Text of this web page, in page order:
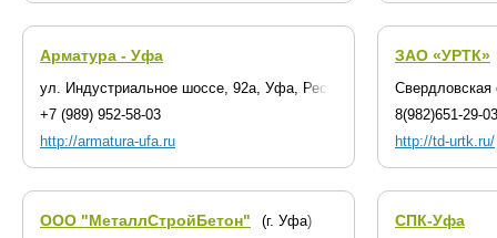
Арматура - Уфа
ул. Индустриальное шоссе, 92а, Уфа, Республика Башкортостан
+7 (989) 952-58-03
http://armatura-ufa.ru
ЗАО «УРТК»
Свердловская
8(982)651-29-03
http://td-urtk.ru/
ООО "МеталлСтройБетон"
(г. Уфа)
СПК-Уфа